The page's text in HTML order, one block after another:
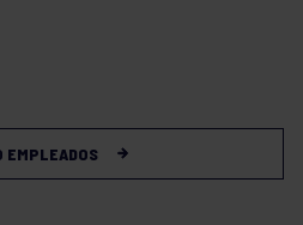
EMPLEADOS